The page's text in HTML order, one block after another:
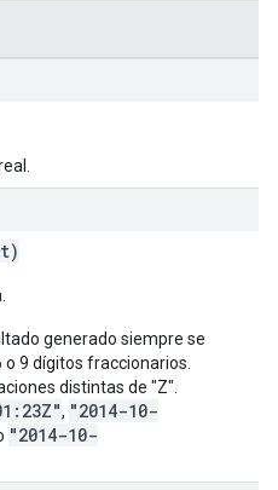
generado siempre se
9 dígitos fraccionarios.
distintas de "Z".
, "2014-10-
"2014-10-